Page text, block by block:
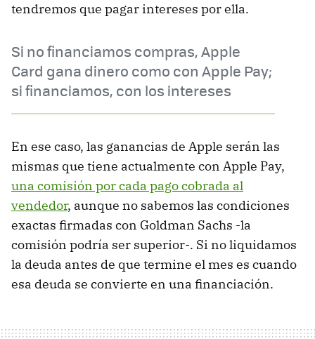
tendremos que pagar intereses por ella.
Si no financiamos compras, Apple
Card gana dinero como con Apple Pay;
si financiamos, con los intereses
En ese caso, las ganancias de Apple serán las
mismas que tiene actualmente con Apple Pay,
una comisión por cada pago cobrada al
vendedor, aunque no sabemos las condiciones
exactas firmadas con Goldman Sachs -la
comisión podría ser superior-. Si no liquidamos
la deuda antes de que termine el mes es cuando
esa deuda se convierte en una financiación.